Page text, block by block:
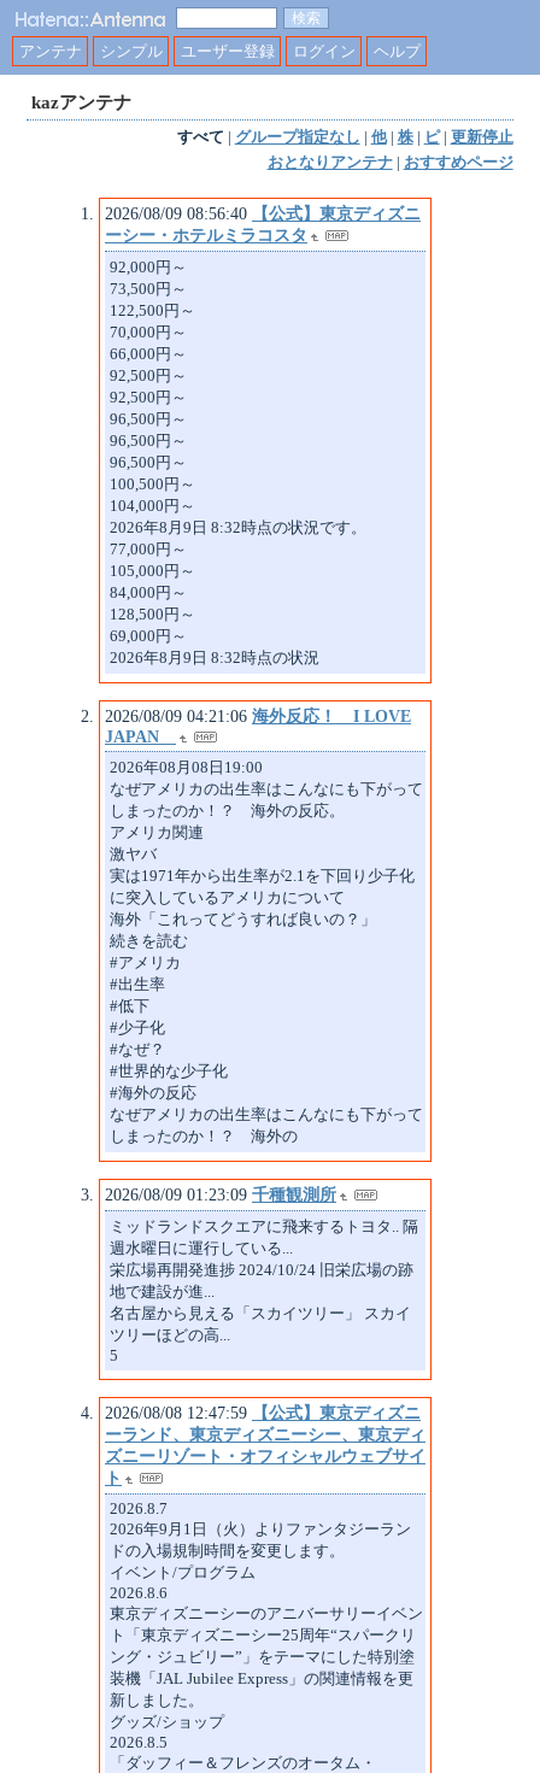
アンテナ シンプル ユーザー登録 ログイン ヘルプ
kazアンテナ
すべて | グループ指定なし | 他| 株| ピ| 更新停止
おとなりアンテナ| おすすめページ
2026/08/09 08:56:40
【公式】東京ディズニ
ーシー・ホテルミラコスタ
92,000円～
73,500円～
122,500円～
70,000円～
66,000円～
92,500円～
92,500円～
96,500円～
96,500円～
96,500円～
100,500円～
104,000円～
2026年8月9日 8:32時点の状況です。
77,000円～
105,000円～
84,000円～
128,500円～
69,000円～
2026年8月9日 8:32時点の状況
2026/08/09 04:21:06 海外反応！ I LOVE
JAPAN
2026年08月08日19:00
なぜアメリカの出生率はこんなにも下がって
しまったのか！？ 海外の反応。
アメリカ関連
激ヤバ
実は1971年から出生率が2.1を下回り少子化
に突入しているアメリカについて
海外「これってどうすれば良いの？」
続きを読む
#アメリカ
#出生率
#低下
#少子化
#なぜ？
#世界的な少子化
#海外の反応
なぜアメリカの出生率はこんなにも下がって
しまったのか！？ 海外の
2026/08/09 01:23:09 千種観測所
ミッドランドスクエアに飛来するトヨタ.. 隔
週水曜日に運行している...
栄広場再開発進捗 2024/10/24 旧栄広場の跡
地で建設が進...
名古屋から見える「スカイツリー」 スカイ
ツリーほどの高...
5
2026/08/08 12:47:59
【公式】東京ディズニ
ーランド、東京ディズニーシー、東京ディ
ズニーリゾート・オフィシャルウェブサイ
ト
2026.8.7
2026年9月1日（火）よりファンタジーラン
ドの入場規制時間を変更します。
イベント/プログラム
2026.8.6
東京ディズニーシーのアニバーサリーイベン
ト「東京ディズニーシー25周年“スパークリ
ング・ジュビリー”」をテーマにした特別塗
装機「JAL Jubilee Express」の関連情報を更
新しました。
グッズ/ショップ
2026.8.5
「ダッフィー＆フレンズのオータム・